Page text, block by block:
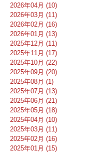
2026年04月 (10)
2026年03月 (11)
2026年02月 (16)
2026年01月 (13)
2025年12月 (11)
2025年11月 (17)
2025年10月 (22)
2025年09月 (20)
2025年08月 (1)
2025年07月 (13)
2025年06月 (21)
2025年05月 (18)
2025年04月 (10)
2025年03月 (11)
2025年02月 (16)
2025年01月 (15)